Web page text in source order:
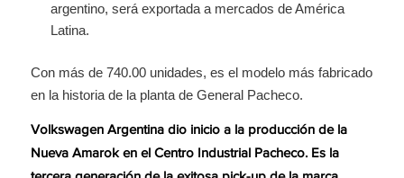
argentino, será exportada a mercados de América
Latina.
Con más de 740.00 unidades, es el modelo más fabricado
en la historia de la planta de General Pacheco.
Volkswagen Argentina dio inicio a la producción de la
Nueva Amarok en el Centro Industrial Pacheco. Es la